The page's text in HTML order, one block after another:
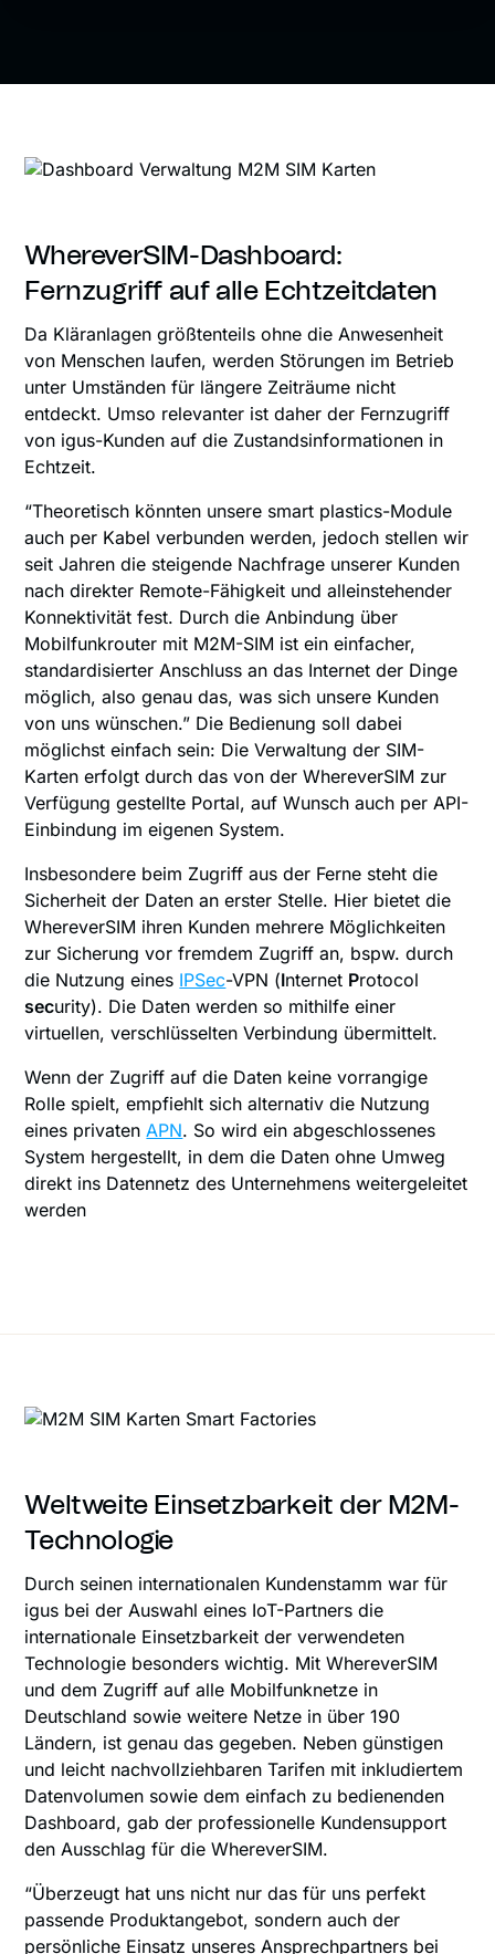
WhereverSIM-Dashboard:
Fernzugriff auf alle Echtzeitdaten
Da Kläranlagen größtenteils ohne die Anwesenheit
von Menschen laufen, werden Störungen im Betrieb
unter Umständen für längere Zeiträume nicht
entdeckt. Umso relevanter ist daher der Fernzugriff
von igus-Kunden auf die Zustandsinformationen in
Echtzeit.
“Theoretisch könnten unsere smart plastics-Module
auch per Kabel verbunden werden, jedoch stellen wir
seit Jahren die steigende Nachfrage unserer Kunden
nach direkter Remote-Fähigkeit und alleinstehender
Konnektivität fest. Durch die Anbindung über
Mobilfunkrouter mit M2M-SIM ist ein einfacher,
standardisierter Anschluss an das Internet der Dinge
möglich, also genau das, was sich unsere Kunden
von uns wünschen.” Die Bedienung soll dabei
möglichst einfach sein: Die Verwaltung der SIM-
Karten erfolgt durch das von der WhereverSIM zur
Verfügung gestellte Portal, auf Wunsch auch per API-
Einbindung im eigenen System.
Insbesondere beim Zugriff aus der Ferne steht die
Sicherheit der Daten an erster Stelle. Hier bietet die
WhereverSIM ihren Kunden mehrere Möglichkeiten
zur Sicherung vor fremdem Zugriff an, bspw. durch
die Nutzung eines IPSec-VPN (Internet Protocol
security). Die Daten werden so mithilfe einer
virtuellen, verschlüsselten Verbindung übermittelt.
Wenn der Zugriff auf die Daten keine vorrangige
Rolle spielt, empfiehlt sich alternativ die Nutzung
eines privaten APN. So wird ein abgeschlossenes
System hergestellt, in dem die Daten ohne Umweg
direkt ins Datennetz des Unternehmens weitergeleitet
werden
Weltweite Einsetzbarkeit der M2M-
Technologie
Durch seinen internationalen Kundenstamm war für
igus bei der Auswahl eines IoT-Partners die
internationale Einsetzbarkeit der verwendeten
Technologie besonders wichtig. Mit WhereverSIM
und dem Zugriff auf alle Mobilfunknetze in
Deutschland sowie weitere Netze in über 190
Ländern, ist genau das gegeben. Neben günstigen
und leicht nachvollziehbaren Tarifen mit inkludiertem
Datenvolumen sowie dem einfach zu bedienenden
Dashboard, gab der professionelle Kundensupport
den Ausschlag für die WhereverSIM.
“Überzeugt hat uns nicht nur das für uns perfekt
passende Produktangebot, sondern auch der
persönliche Einsatz unseres Ansprechpartners bei